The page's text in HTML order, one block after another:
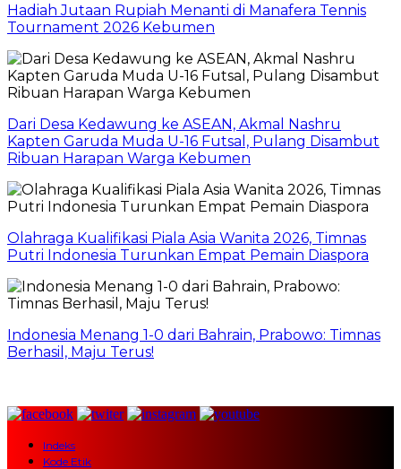
Hadiah Jutaan Rupiah Menanti di Manafera Tennis
Tournament 2026 Kebumen
Dari Desa Kedawung ke ASEAN, Akmal Nashru
Kapten Garuda Muda U-16 Futsal, Pulang Disambut
Ribuan Harapan Warga Kebumen
Olahraga Kualifikasi Piala Asia Wanita 2026, Timnas
Putri Indonesia Turunkan Empat Pemain Diaspora
Indonesia Menang 1-0 dari Bahrain, Prabowo: Timnas
Berhasil, Maju Terus!
Indeks
Kode Etik